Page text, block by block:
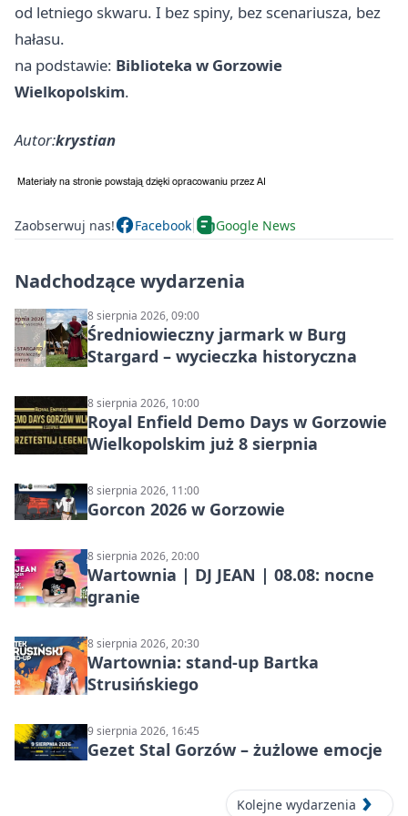
od letniego skwaru. I bez spiny, bez scenariusza, bez
hałasu.
na podstawie: Biblioteka w Gorzowie
Wielkopolskim.
Autor:krystian
Zaobserwuj nas! Facebook Google News
Nadchodzące wydarzenia
8 sierpnia 2026, 09:00
Średniowieczny jarmark w Burg
Stargard – wycieczka historyczna
8 sierpnia 2026, 10:00
Royal Enfield Demo Days w Gorzowie
Wielkopolskim już 8 sierpnia
8 sierpnia 2026, 11:00
Gorcon 2026 w Gorzowie
8 sierpnia 2026, 20:00
Wartownia | DJ JEAN | 08.08: nocne
granie
8 sierpnia 2026, 20:30
Wartownia: stand-up Bartka
Strusińskiego
9 sierpnia 2026, 16:45
Gezet Stal Gorzów – żużlowe emocje
Kolejne wydarzenia